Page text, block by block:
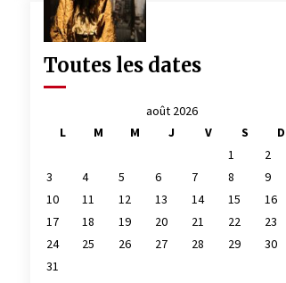
Toutes les dates
août 2026
L
M M J V S
D
1
2
3
4 5 6 7 8
9
10
11 12 13 14 15
16
17
18 19 20 21 22
23
24
25 26 27 28 29
30
31